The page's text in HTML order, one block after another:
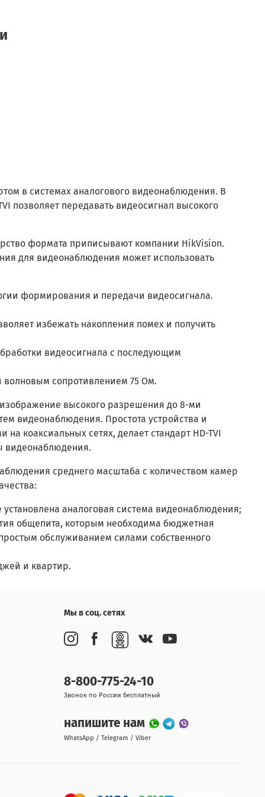
в системах аналогового видеонаблюдения. В
позволяет передавать видеосигнал высокого
формата приписывают компании HikVision.
для видеонаблюдения может использовать
формирования и передачи видеосигнала.
избежать накопления помех и получить
видеосигнала с последующим
сопротивлением 75 Ом.
высокого разрешения до 8-ми
видеонаблюдения. Простота устройства и
коаксиальных сетях, делает стандарт HD-TVI
видеонаблюдения.
среднего масштаба с количеством камер
аналоговая система видеонаблюдения;
общепита, которым необходима бюджетная
обслуживанием силами собственного
и квартир.
Мы в соц. сетях
8-800-775-24-10
Звонок по России бесплатный
напишите нам
WhatsApp / Telegram / Viber